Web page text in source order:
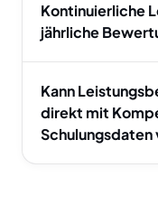
Kontinuierliche
jährliche
Kann
direkt mit